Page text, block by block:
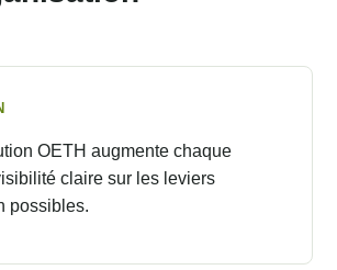
OETH augmente chaque
claire sur les leviers
possibles.